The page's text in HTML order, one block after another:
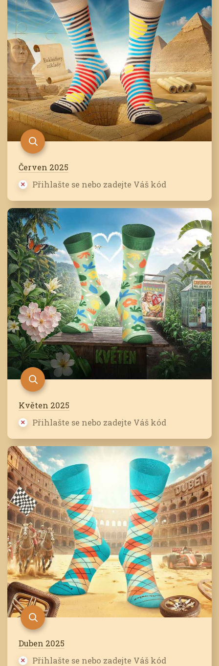
Červen 2025
Přihlašte se nebo zadejte Váš kód
Květen 2025
Přihlašte se nebo zadejte Váš kód
Duben 2025
Přihlašte se nebo zadejte Váš kód